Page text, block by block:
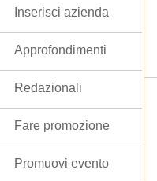
Inserisci azienda
Approfondimenti
Redazionali
Fare promozione
Promuovi evento